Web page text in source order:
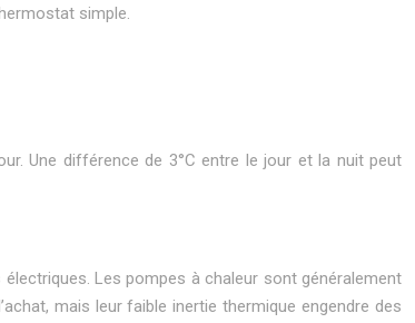
simple.
Une différence de 3°C entre le jour et la nuit peut
Les pompes à chaleur sont généralement
mais leur faible inertie thermique engendre des